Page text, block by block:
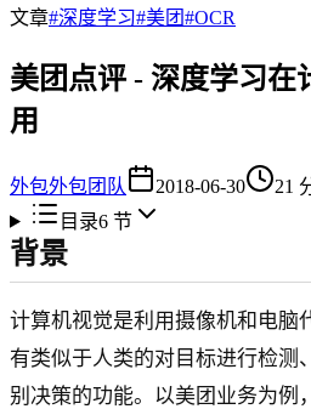
文章#深度学习#美团#OCR
美团点评 - 深度学习在
用
外包外包团队 2018-06-30 21
目录6节
背景
计算机视觉是利用摄像机和电脑
有类似于人类的对目标进行检测
别决策的功能。以美团业务为例